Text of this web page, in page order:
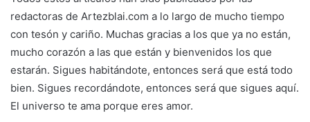
redactoras de Artezblai.com a lo largo de mucho tiempo
con tesón y cariño. Muchas gracias a los que ya no están,
mucho corazón a las que están y bienvenidos los que
estarán. Sigues habitándote, entonces será que está todo
bien. Sigues recordándote, entonces será que sigues aquí.
El universo te ama porque eres amor.